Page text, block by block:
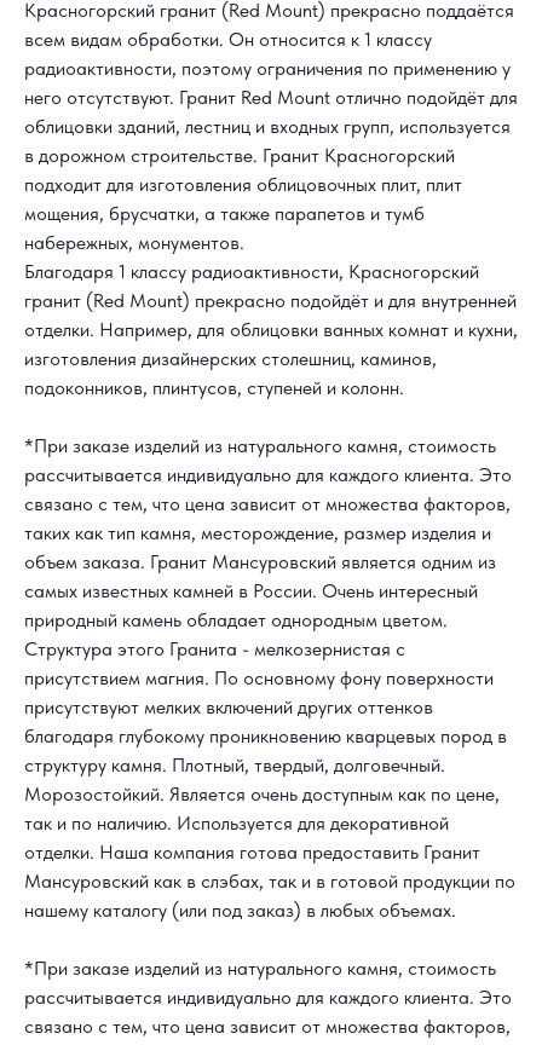
Красногорский гранит (Red Mount) прекрасно поддаётся
всем видам обработки. Он относится к 1 классу
радиоактивности, поэтому ограничения по применению у
него отсутствуют. Гранит Red Mount отлично подойдёт для
облицовки зданий, лестниц и входных групп, используется
в дорожном строительстве. Гранит Красногорский
подходит для изготовления облицовочных плит, плит
мощения, брусчатки, а также парапетов и тумб
набережных, монументов.
Благодаря 1 классу радиоактивности, Красногорский
гранит (Red Mount) прекрасно подойдёт и для внутренней
отделки. Например, для облицовки ванных комнат и кухни,
изготовления дизайнерских столешниц, каминов,
подоконников, плинтусов, ступеней и колонн.
*При заказе изделий из натурального камня, стоимость
рассчитывается индивидуально для каждого клиента. Это
связано с тем, что цена зависит от множества факторов,
таких как тип камня, месторождение, размер изделия и
объем заказа. Гранит Мансуровский является одним из
самых известных камней в России. Очень интересный
природный камень обладает однородным цветом.
Структура этого Гранита - мелкозернистая с
присутствием магния. По основному фону поверхности
присутствуют мелких включений других оттенков
благодаря глубокому проникновению кварцевых пород в
структуру камня. Плотный, твердый, долговечный.
Морозостойкий. Является очень доступным как по цене,
так и по наличию. Используется для декоративной
отделки. Наша компания готова предоставить Гранит
Мансуровский как в слэбах, так и в готовой продукции по
нашему каталогу (или под заказ) в любых объемах.
*При заказе изделий из натурального камня, стоимость
рассчитывается индивидуально для каждого клиента. Это
связано с тем, что цена зависит от множества факторов,